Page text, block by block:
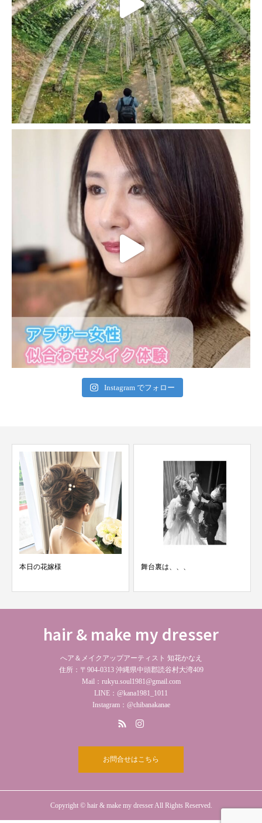
Instagram でフォロー
本日の花嫁様 舞台裏は、、、
hair & make my dresser
へア＆メイクアップアーティスト 知花かなえ
住所：〒904-0313 沖縄県中頭郡読谷村大湾409
Mail：rukyu.soul1981@gmail.com
LINE：@kana1981_1011
Instagram：@chibanakanae
お問合せはこちら
Copyright © hair & make my dresser All Rights Reserved.